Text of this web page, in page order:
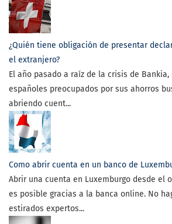
¿Quién tiene obligación de presentar
el extranjero?
El año pasado a raíz de la crisis de
españoles preocupados por sus ahorros
abriendo cuent...
Como abrir cuenta en un banco de
Abrir una cuenta en Luxemburgo desde el
es posible gracias a la banca online. No
estirados expertos...